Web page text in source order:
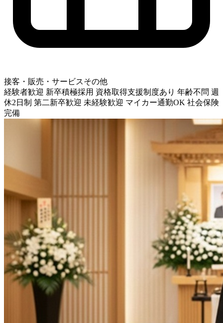
接客・販売・サービスその他
経験者歓迎 新卒積極採用 資格取得支援制度あり 年齢不問 週
休2日制 第二新卒歓迎 未経験歓迎 マイカー通勤OK 社会保険
完備